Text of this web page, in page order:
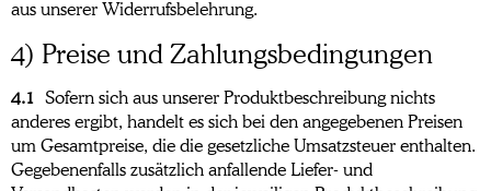
aus unserer Widerrufsbelehrung.
4) Preise und Zahlungsbedingungen
4.1 Sofern sich aus unserer Produktbeschreibung nichts
anderes ergibt, handelt es sich bei den angegebenen Preisen
um Gesamtpreise, die die gesetzliche Umsatzsteuer enthalten.
Gegebenenfalls zusätzlich anfallende Liefer- und